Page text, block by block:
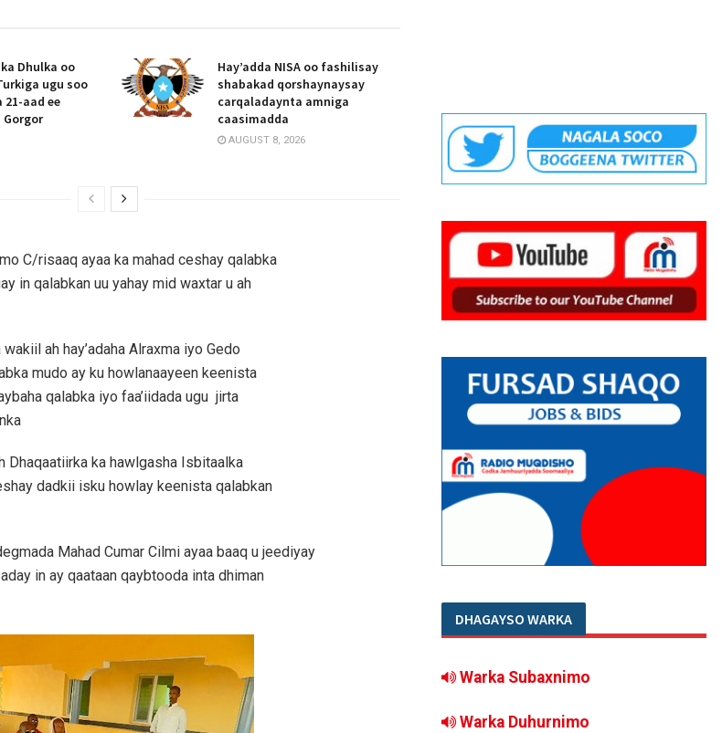
Dhulka oo
ugu soo
aad ee
Gorgor
Hay’adda NISA oo fashilisay
shabakad qorshaynaysay
carqaladaynta amniga
caasimadda
AUGUST 8, 2026
C/risaaq ayaa ka mahad ceshay qalabka
in qalabkan uu yahay mid waxtar u ah
ah hay’adaha Alraxma iyo Gedo
mudo ay ku howlanaayeen keenista
qalabka iyo faa’iidada ugu jirta
Dhaqaatiirka ka hawlgasha Isbitaalka
dadkii isku howlay keenista qalabkan
Mahad Cumar Cilmi ayaa baaq u jeediyay
in ay qaataan qaybtooda inta dhiman
DHAGAYSO WARKA
Warka Subaxnimo
Warka Duhurnimo